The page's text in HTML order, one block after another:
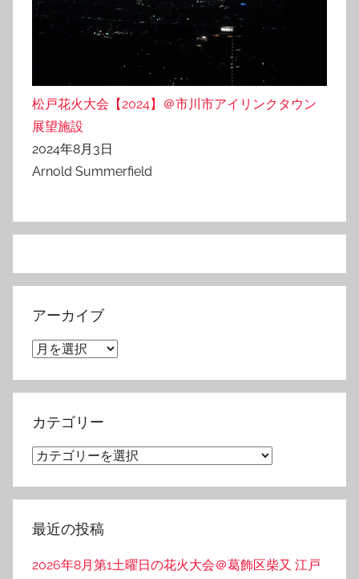
松戸花火大会【2024】＠市川市アイリンクタウン
展望施設
2024年8月3日
Arnold Summerfield
アーカイブ
ア
カ
イ
カテゴリー
カ
ゴ
リ
最近の投稿
2026年8月第1土曜日の花火大会＠葛飾区柴又 江戸